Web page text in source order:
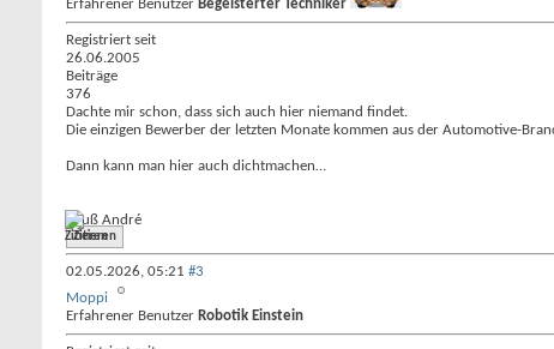
Erfahrener Benutzer Begeisterter Techniker
Registriert seit
26.06.2005
Beiträge
376
Dachte mir schon, dass sich auch hier niemand findet.
Die einzigen Bewerber der letzten Monate kommen aus der Automotive-
Dann kann man hier auch dichtmachen…
Gruß André
Zitieren
02.05.2026, 05:21 #3
Moppi
Erfahrener Benutzer Robotik Einstein